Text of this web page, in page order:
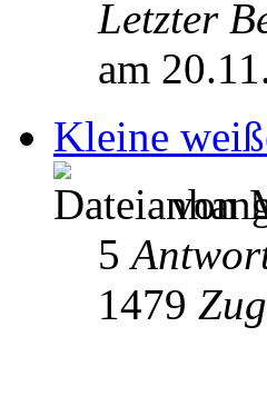
Letzter
am
Kleine
von
5
1479